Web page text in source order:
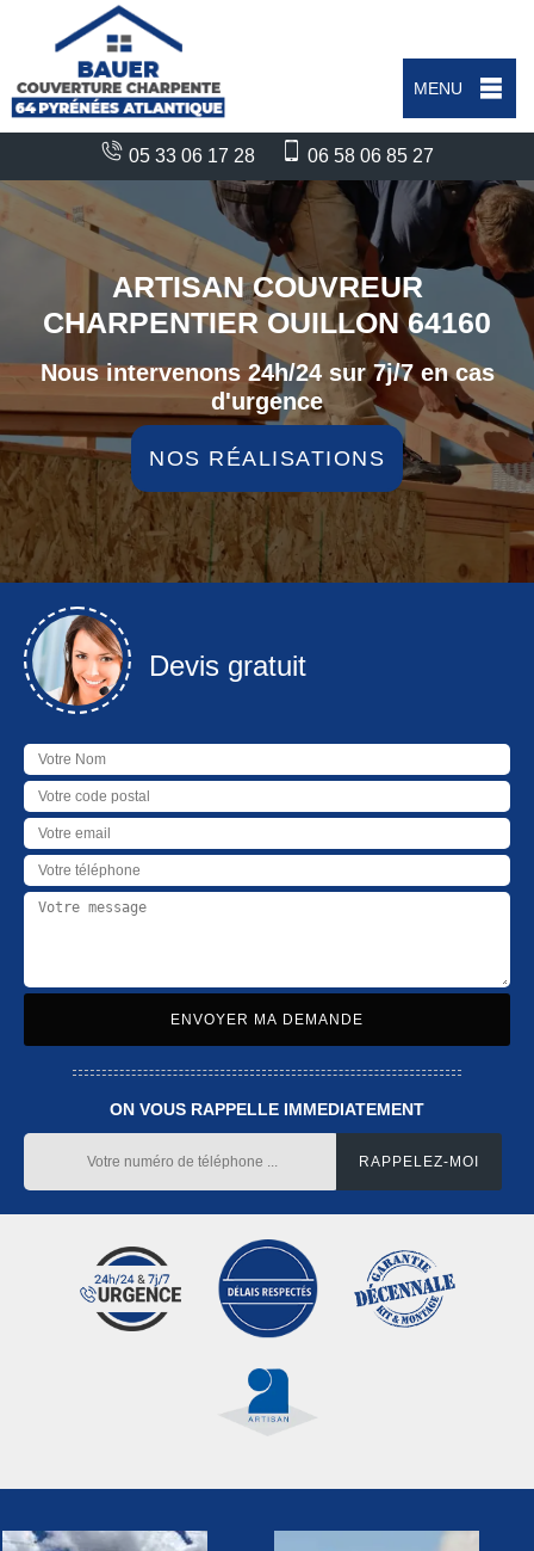
MENU
05 33 06 17 28 06 58 06 85 27
ARTISAN COUVREUR
CHARPENTIER OUILLON 64160
Nous intervenons 24h/24 sur 7j/7 en cas
d'urgence
NOS RÉALISATIONS
Devis gratuit
ON VOUS RAPPELLE IMMEDIATEMENT